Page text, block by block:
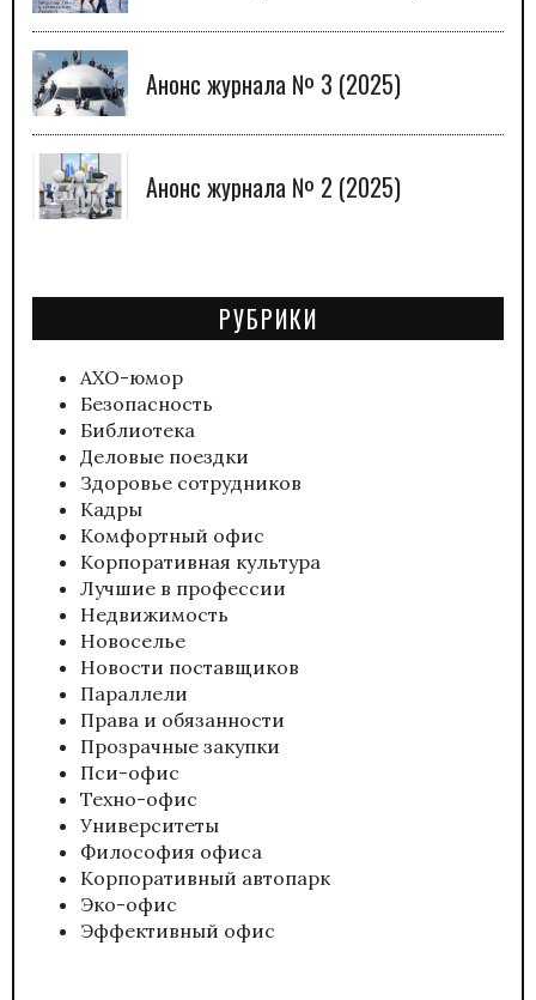
Анонс журнала № 3 (2025)
Анонс журнала № 2 (2025)
РУБРИКИ
АХО-юмор
Безопасность
Библиотека
Деловые поездки
Здоровье сотрудников
Кадры
Комфортный офис
Корпоративная культура
Лучшие в профессии
Недвижимость
Новоселье
Новости поставщиков
Параллели
Права и обязанности
Прозрачные закупки
Пси-офис
Техно-офис
Университеты
Философия офиса
Корпоративный автопарк
Эко-офис
Эффективный офис